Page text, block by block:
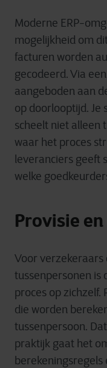
Moderne ERP-
mogelijkheid om
facturen worden
gecodeerd. Via
aangeboden aan
op doorlooptijd. Je
scheelt niet alleen
waar het proces
leveranciers geeft
welke
Provisie
Voor
tussenpersonen is
proces op zichzelf.
die worden
tussenpersoon.
praktijk gaat het